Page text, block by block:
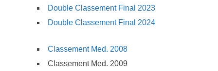
Double Classement Final 2023
Double Classement Final 2024
Classement Med. 2008
Classement Med. 2009